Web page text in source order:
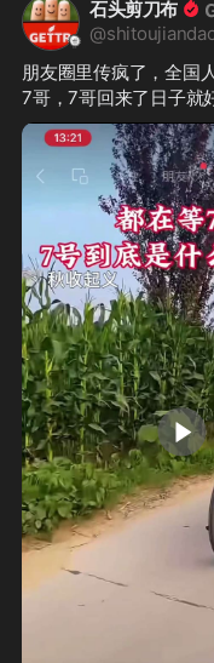
石头剪刀布
@
朋友圈里传疯了，全国
7哥，7哥回来了日子就